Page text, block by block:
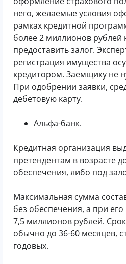
него, желаемые условия
рамках кредитной
более 2 миллионов рублей
предоставить залог.
регистрация имущества
кредитором. Заемщику не
При одобрении заявки,
дебетовую карту.
Альфа-банк.
Кредитная организация
претендентам в возрасте
обеспечения, либо под
Максимальная сумма
без обеспечения, а при
7,5 миллионов рублей.
обычно до 36-60 месяцев,
годовых.